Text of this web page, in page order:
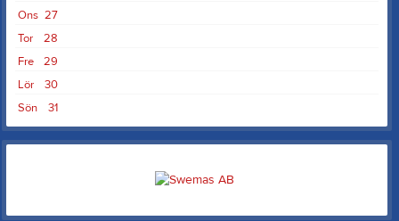
27
Ons
28
Tor
29
Fre
30
Lör
31
Sön